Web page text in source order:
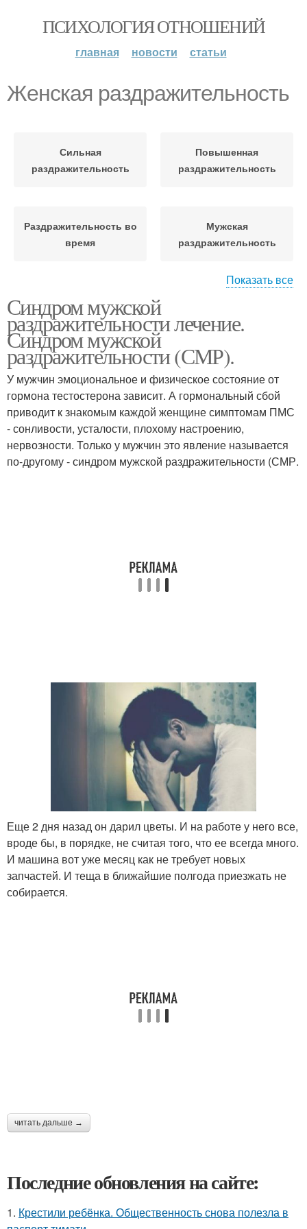
ПСИХОЛОГИЯ ОТНОШЕНИЙ
главная новости статьи
Женская раздражительность
Сильная
раздражительность
Повышенная
раздражительность
Раздражительность во
время
Мужская
раздражительность
раздражительность
Показать все
Синдром мужской
раздражительности лечение.
Синдром мужской
раздражительности (СМР).
У мужчин эмоциональное и физическое состояние от
гормона тестостерона зависит. А гормональный сбой
приводит к знакомым каждой женщине симптомам ПМС
- сонливости, усталости, плохому настроению,
нервозности. Только у мужчин это явление называется
по-другому - синдром мужской раздражительности (СМР.
Еще 2 дня назад он дарил цветы. И на работе у него все,
вроде бы, в порядке, не считая того, что ее всегда много.
И машина вот уже месяц как не требует новых
запчастей. И теща в ближайшие полгода приезжать не
собирается.
читать дальше →
Последние обновления на сайте:
1. Крестили ребёнка. Общественность снова полезла в